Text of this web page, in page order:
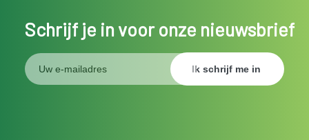
Schrijf je in voor onze nieuwsbrief